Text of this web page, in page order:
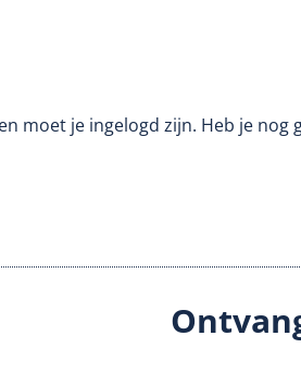
moet je ingelogd zijn. Heb je nog